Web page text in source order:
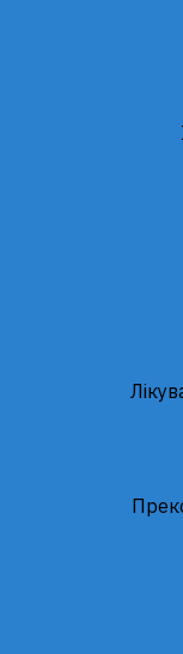
Доступ до
Будь
Only fill in if you
Залишати мене